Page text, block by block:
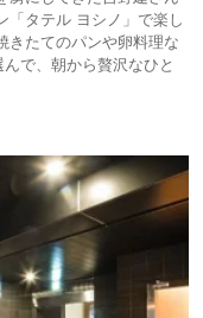
「タテル ヨシノ」で楽し
きたてのパンや卵料理な
で、朝から贅沢なひと